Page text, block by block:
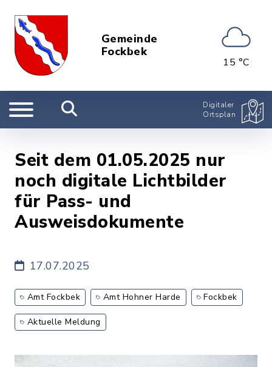
Gemeinde
Fockbek
15 °C
Digitaler
Ortsplan
Seit dem 01.05.2025 nur
noch digitale Lichtbilder
für Pass- und
Ausweisdokumente
17.07.2025
Amt Fockbek Amt Hohner Harde Fockbek
Aktuelle Meldung